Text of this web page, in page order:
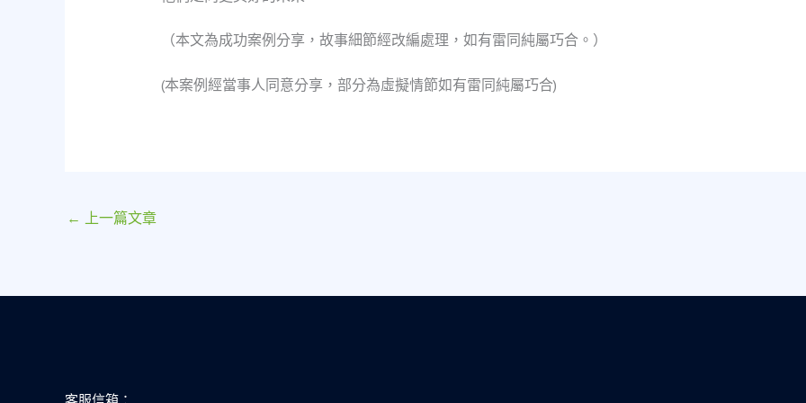
（本文為成功案例分享，故事細節經改編處理，如有雷同純屬巧合。）
(本案例經當事人同意分享，部分為虛擬情節如有雷同純屬巧合)
← 上一篇文章